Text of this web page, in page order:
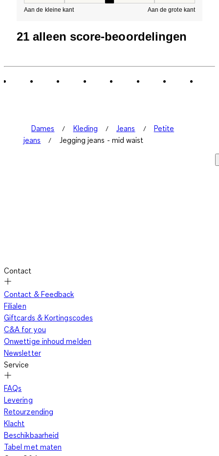
Aan de kleine kant Aan de grote kant
21 alleen score-beoordelingen
Dames Kleding Jeans
Petite
jeans
Jegging jeans - mid waist
Contact
Contact & Feedback
Filialen
Giftcards & Kortingscodes
C&A for you
Onwettige inhoud melden
Newsletter
Service
FAQs
Levering
Retourzending
Klacht
Beschikbaarheid
Tabel met maten